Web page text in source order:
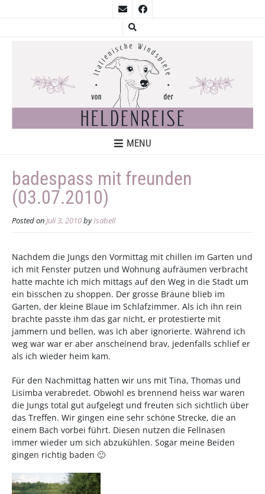
MENU
badespass mit freunden
(03.07.2010)
Posted onJuli 3, 2010byIsabell
Nachdem die Jungs den Vormittag mit chillen im Garten und
ich mit Fenster putzen und Wohnung aufräumen verbracht
hatte machte ich mich mittags auf den Weg in die Stadt um
ein bisschen zu shoppen. Der grosse Braune blieb im
Garten, der kleine Blaue im Schlafzimmer. Als ich ihn rein
brachte passte ihm das gar nicht, er protestierte mit
jammern und bellen, was ich aber ignorierte. Während ich
weg war war er aber anscheinend brav, jedenfalls schlief er
als ich wieder heim kam.
Für den Nachmittag hatten wir uns mit Tina, Thomas und
Lisimba verabredet. Obwohl es brennend heiss war waren
die Jungs total gut aufgelegt und freuten sich sichtlich über
das Treffen. Wir gingen eine sehr schöne Strecke, die an
einem Bach vorbei führt. Diesen nutzen die Fellnasen
immer wieder um sich abzukühlen. Sogar meine Beiden
gingen richtig baden 🙂